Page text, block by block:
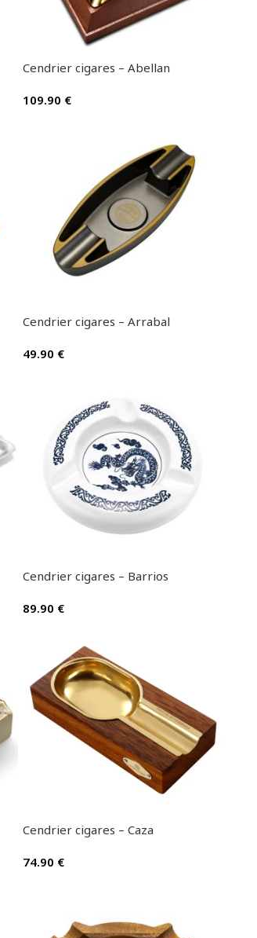
Cendrier cigares – Abellan
109.90 €
Cendrier cigares – Arrabal
49.90 €
Cendrier cigares – Barrios
89.90 €
Cendrier cigares – Caza
74.90 €